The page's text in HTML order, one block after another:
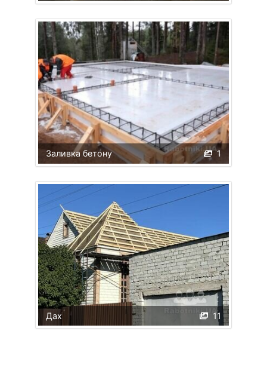
1
Заливка бетону
11
Дах